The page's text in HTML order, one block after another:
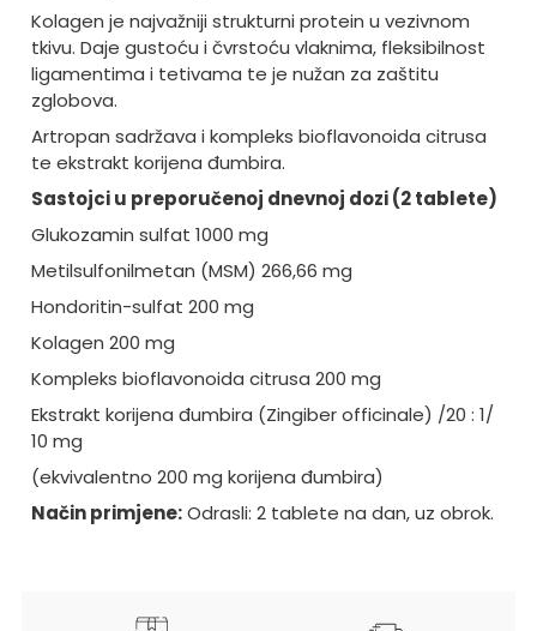
Kolagen je najvažniji strukturni protein u vezivnom
tkivu. Daje gustoću i čvrstoću vlaknima, fleksibilnost
ligamentima i tetivama te je nužan za zaštitu
zglobova.
Artropan sadržava i kompleks bioflavonoida citrusa
te ekstrakt korijena đumbira.
Sastojci u preporučenoj dnevnoj dozi (2 tablete)
Glukozamin sulfat 1000 mg
Metilsulfonilmetan (MSM) 266,66 mg
Hondoritin-sulfat 200 mg
Kolagen 200 mg
Kompleks bioflavonoida citrusa 200 mg
Ekstrakt korijena đumbira (Zingiber officinale) /20 : 1/
10 mg
(ekvivalentno 200 mg korijena đumbira)
Način primjene:Odrasli: 2 tablete na dan, uz obrok.